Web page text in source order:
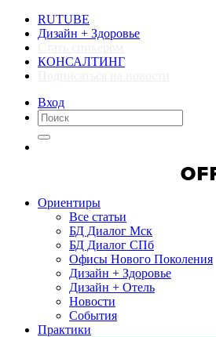
RUTUBE
Дизайн + Здоровье
КОНСАЛТИНГ
Вход
Ориентиры
Все статьи
БД Диалог Мск
БД Диалог СПб
Офисы Нового Поколения
Дизайн + Здоровье
Дизайн + Отель
Новости
События
Практики